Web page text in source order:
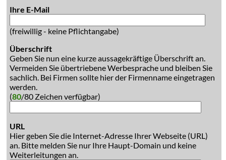
Ihre E-Mail
(freiwillig - keine Pflichtangabe)
Überschrift
Geben Sie nun eine kurze aussagekräftige Überschrift an.
Vermeiden Sie übertriebene Werbesprache und bleiben Sie
sachlich. Bei Firmen sollte hier der Firmenname eingetragen
werden.
(80/80 Zeichen verfügbar)
URL
Hier geben Sie die Internet-Adresse Ihrer Webseite (URL)
an. Bitte melden Sie nur Ihre Haupt-Domain und keine
Weiterleitungen an.